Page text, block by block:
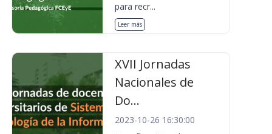
para recr...
Leer más
XVII Jornadas
Nacionales de
Do...
2023-10-26 16:30:00